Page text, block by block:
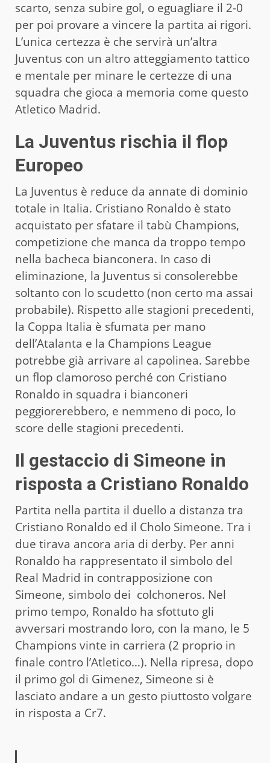
scarto, senza subire gol, o eguagliare il 2-0
per poi provare a vincere la partita ai rigori.
L’unica certezza è che servirà un’altra
Juventus con un altro atteggiamento tattico
e mentale per minare le certezze di una
squadra che gioca a memoria come questo
Atletico Madrid.
La Juventus rischia il flop
Europeo
La Juventus è reduce da annate di dominio
totale in Italia. Cristiano Ronaldo è stato
acquistato per sfatare il tabù Champions,
competizione che manca da troppo tempo
nella bacheca bianconera. In caso di
eliminazione, la Juventus si consolerebbe
soltanto con lo scudetto (non certo ma assai
probabile). Rispetto alle stagioni precedenti,
la Coppa Italia è sfumata per mano
dell’Atalanta e la Champions League
potrebbe già arrivare al capolinea. Sarebbe
un flop clamoroso perché con Cristiano
Ronaldo in squadra i bianconeri
peggiorerebbero, e nemmeno di poco, lo
score delle stagioni precedenti.
Il gestaccio di Simeone in
risposta a Cristiano Ronaldo
Partita nella partita il duello a distanza tra
Cristiano Ronaldo ed il Cholo Simeone. Tra i
due tirava ancora aria di derby. Per anni
Ronaldo ha rappresentato il simbolo del
Real Madrid in contrapposizione con
Simeone, simbolo dei colchoneros. Nel
primo tempo, Ronaldo ha sfottuto gli
avversari mostrando loro, con la mano, le 5
Champions vinte in carriera (2 proprio in
finale contro l’Atletico…). Nella ripresa, dopo
il primo gol di Gimenez, Simeone si è
lasciato andare a un gesto piuttosto volgare
in risposta a Cr7.